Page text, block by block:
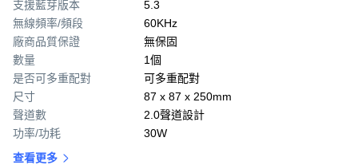
支援藍芽版本
5.3
無線頻率/頻段
60KHz
廠商品質保證
無保固
數量
1個
是否可多重配對
可多重配對
尺寸
87 x 87 x 250mm
聲道數
2.0聲道設計
功率/功耗
30W
查看更多